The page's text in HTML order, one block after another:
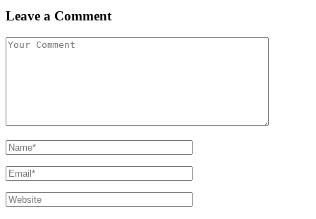
Leave a Comment